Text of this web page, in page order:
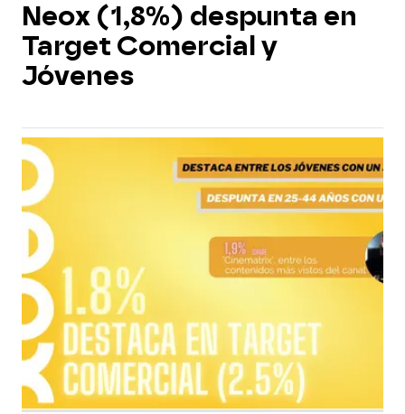
Neox (1,8%) despunta en
Target Comercial y
Jóvenes